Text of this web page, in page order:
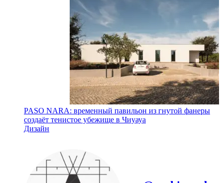
PASO NARA: временный павильон из гнутой фанеры
создаёт тенистое убежище в Чиуауа
Дизайн